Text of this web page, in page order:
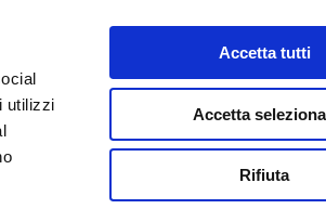
utilizzi
Accetta tutti
Accetta
Rifiuta